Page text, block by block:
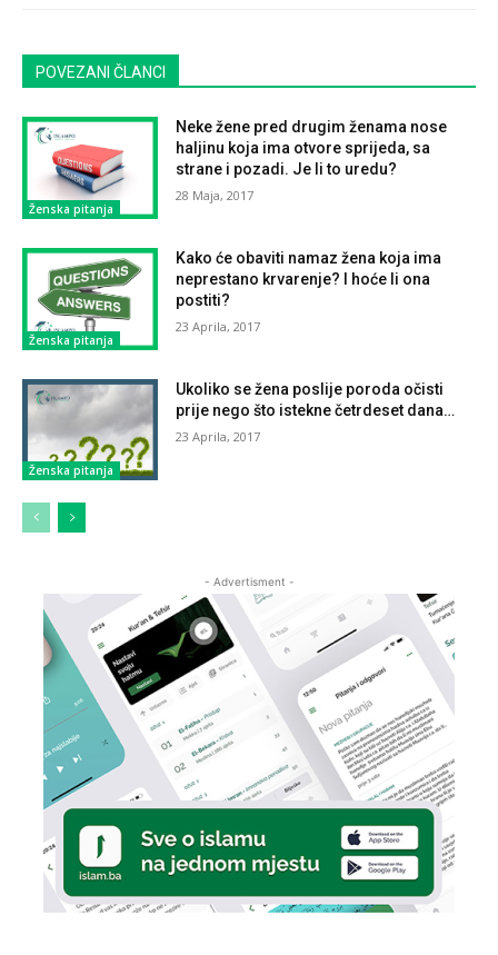
POVEZANI ČLANCI
Ženska pitanja
Neke žene pred drugim ženama nose
haljinu koja ima otvore sprijeda, sa
strane i pozadi. Je li to uredu?
28 Maja, 2017
Ženska pitanja
Kako će obaviti namaz žena koja ima
neprestano krvarenje? I hoće li ona
postiti?
23 Aprila, 2017
Ženska pitanja
Ukoliko se žena poslije poroda očisti
prije nego što istekne četrdeset dana…
23 Aprila, 2017
- Advertisment -